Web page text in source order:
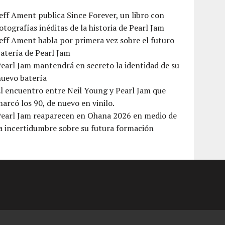
Ament publica Since Forever, un libro con
inéditas de la historia de Pearl Jam
Ament habla por primera vez sobre el futuro
de Pearl Jam
Jam mantendrá en secreto la identidad de su
batería
encuentro entre Neil Young y Pearl Jam que
los 90, de nuevo en vinilo.
Jam reaparecen en Ohana 2026 en medio de
incertidumbre sobre su futura formación